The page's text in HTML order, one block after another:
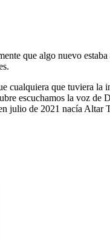
que algo nuevo
cualquiera que tuviera
escuchamos la voz
julio de 2021 nacía Altar